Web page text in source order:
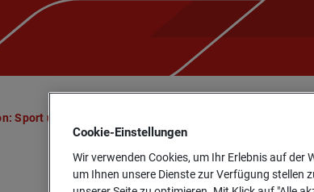
Sport und Schlaf
Cookie-­Einstellungen
Wir verwenden Cookies, um Ihr Erlebnis auf der
um Ihnen unsere Dienste zur Verfügung stellen